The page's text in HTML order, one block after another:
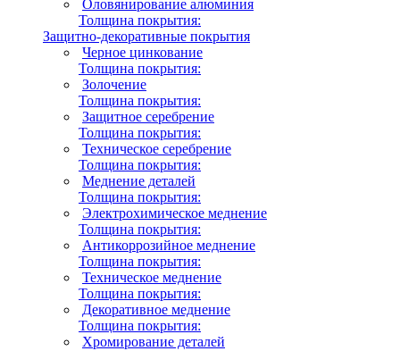
Оловянирование алюминия
Толщина покрытия:
Защитно-декоративные покрытия
Черное цинкование
Толщина покрытия:
Золочение
Толщина покрытия:
Защитное серебрение
Толщина покрытия:
Техническое серебрение
Толщина покрытия:
Меднение деталей
Толщина покрытия:
Электрохимическое меднение
Толщина покрытия:
Антикоррозийное меднение
Толщина покрытия:
Техническое меднение
Толщина покрытия:
Декоративное меднение
Толщина покрытия:
Хромирование деталей